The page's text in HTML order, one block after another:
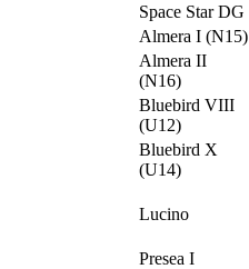
Space Star DG
Almera I (N15)
Almera II
(N16)
Bluebird VIII
(U12)
Bluebird X
(U14)
Lucino
Presea I